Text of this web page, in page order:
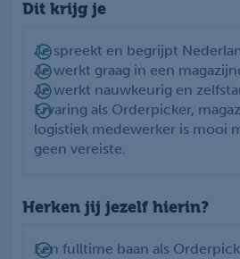
goederen en zorgt ervoor dat
verzamel je bestellingen aan de
je deze verzendklaar voor transport.
Je werkt dagelijks samen met
om ervoor te zorgen dat alle
verwerkt. Dankzij jouw
klanten hun bestelling correct en
functie krijg je de kans om jezelf
Dit krijg je
Je spreekt en begrijpt
Je werkt graag in een
Je werkt nauwkeurig en
Ervaring als Orderpicker,
logistiek medewerker is mooi
geen vereiste.
Herken jij jezelf hierin?
Een fulltime baan als